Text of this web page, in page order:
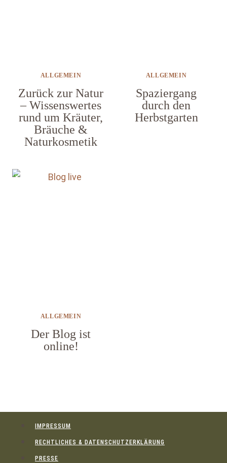
ALLGEMEIN
Zurück zur Natur
– Wissenswertes
rund um Kräuter,
Bräuche &
Naturkosmetik
ALLGEMEIN
Spaziergang
durch den
Herbstgarten
ALLGEMEIN
Der Blog ist
online!
IMPRESSUM
RECHTLICHES & DATENSCHUTZERKLÄRUNG
PRESSE